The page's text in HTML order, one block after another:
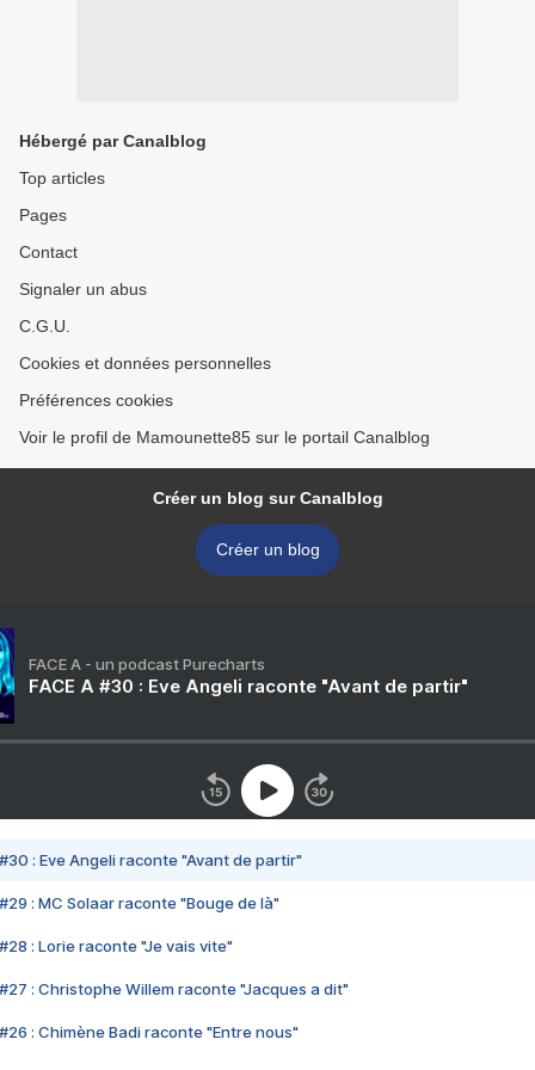
Hébergé par Canalblog
Top articles
Pages
Contact
Signaler un abus
C.G.U.
Cookies et données personnelles
Préférences cookies
Voir le profil de Mamounette85 sur le portail Canalblog
Créer un blog sur Canalblog
Créer un blog
FACE A - un podcast Purecharts
FACE A #30 : Eve Angeli raconte "Avant de partir"
#30 : Eve Angeli raconte "Avant de partir"
#29 : MC Solaar raconte "Bouge de là"
#28 : Lorie raconte "Je vais vite"
#27 : Christophe Willem raconte "Jacques a dit"
#26 : Chimène Badi raconte "Entre nous"